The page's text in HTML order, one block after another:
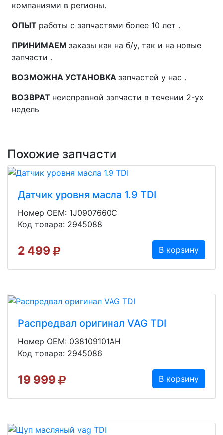
компаниями в регионы.
ОПЫТ работы с запчастями более 10 лет .
ПРИНИМАЕМ заказы как на б/у, так и на новые
запчасти .
ВОЗМОЖНА УСТАНОВКА запчастей у нас .
ВОЗВРАТ неисправной запчасти в течении 2-ух
недель
Похожие запчасти
Датчик уровня масла 1.9 TDI
Номер OEM: 1J0907660C
Код товара: 2945088
2 499 В корзину
Распредвал оригинал VAG TDI
Номер OEM: 038109101AH
Код товара: 2945086
19 999 В корзину